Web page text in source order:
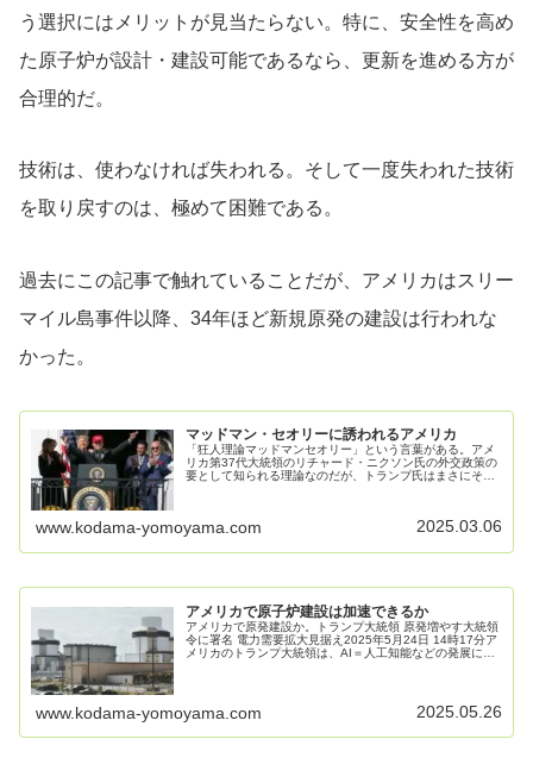
う選択にはメリットが見当たらない。特に、安全性を高め
た原子炉が設計・建設可能であるなら、更新を進める方が
合理的だ。
技術は、使わなければ失われる。そして一度失われた技術
を取り戻すのは、極めて困難である。
過去にこの記事で触れていることだが、アメリカはスリー
マイル島事件以降、34年ほど新規原発の建設は行われな
かった。
マッドマン・セオリーに誘われるアメリカ
「狂人理論マッドマンセオリー」という言葉がある。アメ
リカ第37代大統領のリチャード・ニクソン氏の外交政策の
要として知られる理論なのだが、トランプ氏はまさにそれ
www.kodama-yomoyama.com 2025.03.06
アメリカで原子炉建設は加速できるか
アメリカで原発建設か。トランプ大統領 原発増やす大統領
令に署名 電力需要拡大見据え2025年5月24日 14時17分ア
メリカのトランプ大統領は、AI＝人工知能などの発展に伴
www.kodama-yomoyama.com 2025.05.26